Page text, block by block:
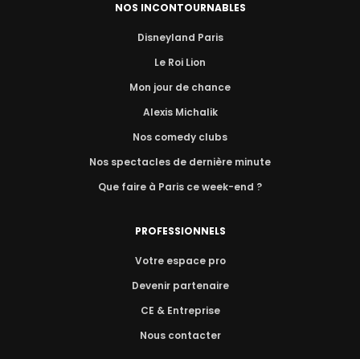
NOS INCONTOURNABLES
Disneyland Paris
Le Roi Lion
Mon jour de chance
Alexis Michalik
Nos comedy clubs
Nos spectacles de dernière minute
Que faire à Paris ce week-end ?
PROFESSIONNELS
Votre espace pro
Devenir partenaire
CE & Entreprise
Nous contacter